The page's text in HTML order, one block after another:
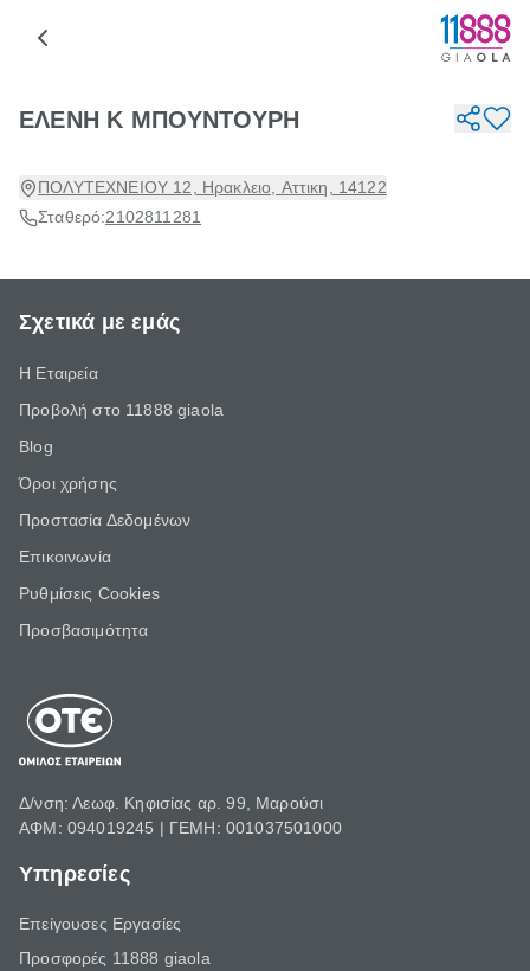
ΕΛΕΝΗ Κ ΜΠΟΥΝΤΟΥΡΗ
ΠΟΛΥΤΕΧΝΕΙΟΥ 12, Ηρακλειο, Αττικη, 14122
Σταθερό:2102811281
Σχετικά με εμάς
Η Εταιρεία
Προβολή στο 11888 giaola
Blog
Όροι χρήσης
Προστασία Δεδομένων
Επικοινωνία
Ρυθμίσεις Cookies
Προσβασιμότητα
Δ/νση: Λεωφ. Κηφισίας αρ. 99, Μαρούσι
ΑΦΜ: 094019245 | ΓΕΜΗ: 001037501000
Υπηρεσίες
Επείγουσες Εργασίες
Προσφορές 11888 giaola